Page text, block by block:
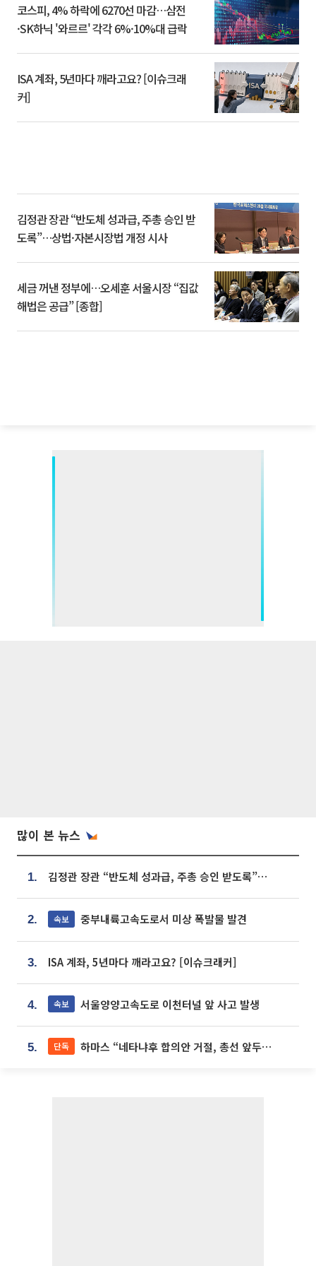
코스피, 4% 하락에 6270선 마감…삼전
·SK하닉 '와르르' 각각 6%·10%대 급락
ISA 계좌, 5년마다 깨라고요? [이슈크래
커]
김정관 장관 “반도체 성과급, 주총 승인 받
도록”…상법·자본시장법 개정 시사
세금 꺼낸 정부에…오세훈 서울시장 “집값
해법은 공급” [종합]
많이 본 뉴스
1. 김정관 장관 “반도체 성과급, 주총 승인 받도록”…상법·자본시장법 개정 시사
2. 속보 중부내륙고속도로서 미상 폭발물 발견
3. ISA 계좌, 5년마다 깨라고요? [이슈크래커]
4. 속보 서울양양고속도로 이천터널 앞 사고 발생
5. 단독 하마스 “네타냐후 합의안 거절, 총선 앞두고 시간 끌기”